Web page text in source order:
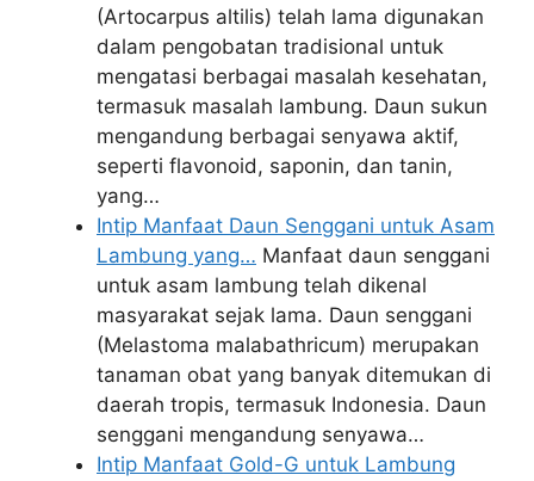
(Artocarpus altilis) telah lama digunakan
dalam pengobatan tradisional untuk
mengatasi berbagai masalah kesehatan,
termasuk masalah lambung. Daun sukun
mengandung berbagai senyawa aktif,
seperti flavonoid, saponin, dan tanin,
yang…
Intip Manfaat Daun Senggani untuk Asam
Lambung yang… Manfaat daun senggani
untuk asam lambung telah dikenal
masyarakat sejak lama. Daun senggani
(Melastoma malabathricum) merupakan
tanaman obat yang banyak ditemukan di
daerah tropis, termasuk Indonesia. Daun
senggani mengandung senyawa…
Intip Manfaat Gold-G untuk Lambung